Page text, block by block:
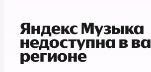
Яндекс Музыка
недоступна в
регионе